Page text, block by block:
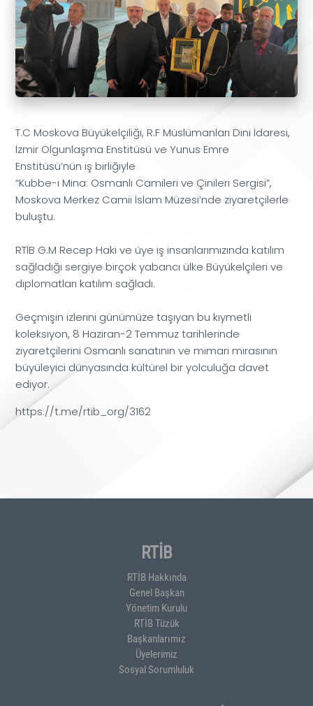
T.C Moskova Büyükelçiliği, R.F Müslümanları Dini İdaresi,
İzmir Olgunlaşma Enstitüsü ve Yunus Emre
Enstitüsü’nün iş birliğiyle
“Kubbe-i Mina: Osmanlı Camileri ve Çinileri Sergisi”,
Moskova Merkez Camii İslam Müzesi’nde ziyaretçilerle
buluştu.
RTİB G.M Recep Haki ve üye iş insanlarımızında katılım
sağladığı sergiye birçok yabancı ülke Büyükelçileri ve
diplomatları katılım sağladı.
Geçmişin izlerini günümüze taşıyan bu kıymetli
koleksiyon, 8 Haziran-2 Temmuz tarihlerinde
ziyaretçilerini Osmanlı sanatının ve mimari mirasının
büyüleyici dünyasında kültürel bir yolculuğa davet
ediyor.
https://t.me/rtib_org/3162
RTİB
RTİB Hakkında
Genel Başkan
Yönetim Kurulu
RTİB Tüzük
Başkanlarımız
Üyelerimiz
Sosyal Sorumluluk